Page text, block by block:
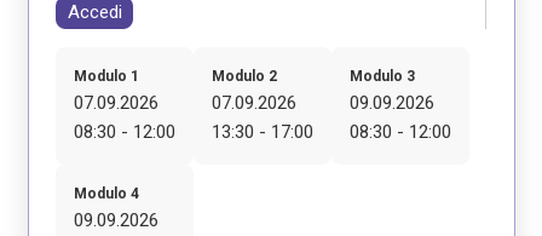
Accedi
Modulo 1
07.09.2026
08:30 - 12:00
Modulo 2
07.09.2026
13:30 - 17:00
Modulo 3
09.09.2026
08:30 - 12:00
Modulo 4
09.09.2026